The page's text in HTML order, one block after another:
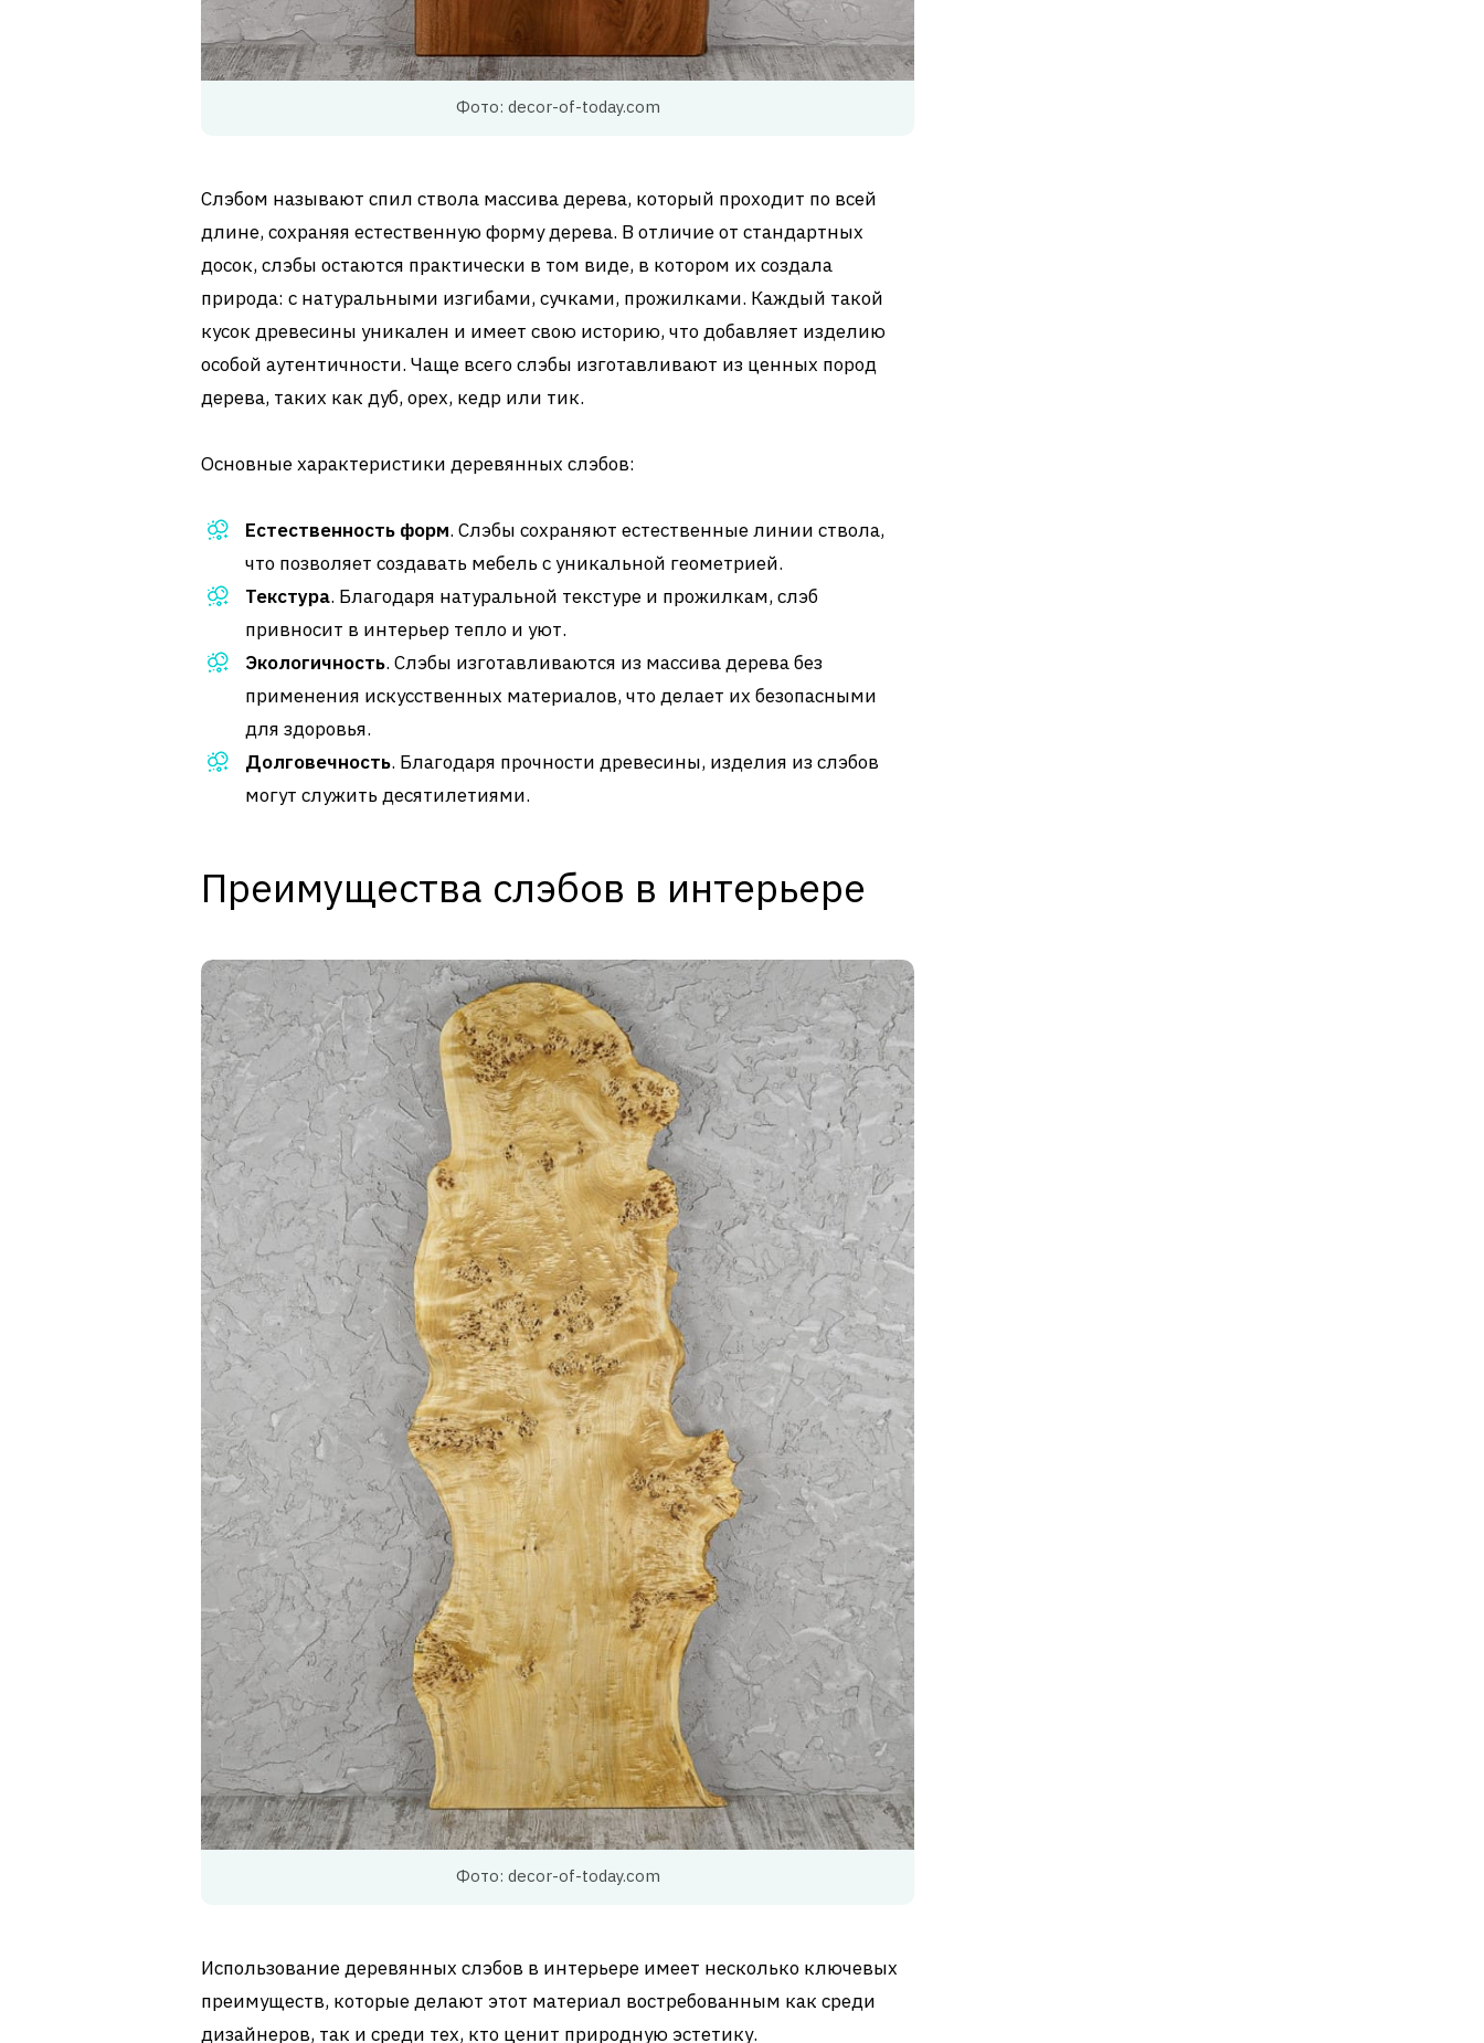
Фото: decor-of-today.com
Слэбом называют спил ствола массива дерева, который проходит по всей
длине, сохраняя естественную форму дерева. В отличие от стандартных
досок, слэбы остаются практически в том виде, в котором их создала
природа: с натуральными изгибами, сучками, прожилками. Каждый такой
кусок древесины уникален и имеет свою историю, что добавляет изделию
особой аутентичности. Чаще всего слэбы изготавливают из ценных пород
дерева, таких как дуб, орех, кедр или тик.
Основные характеристики деревянных слэбов:
Естественность форм. Слэбы сохраняют естественные линии ствола,
что позволяет создавать мебель с уникальной геометрией.
Текстура. Благодаря натуральной текстуре и прожилкам, слэб
привносит в интерьер тепло и уют.
Экологичность. Слэбы изготавливаются из массива дерева без
применения искусственных материалов, что делает их безопасными
для здоровья.
Долговечность. Благодаря прочности древесины, изделия из слэбов
могут служить десятилетиями.
Преимущества слэбов в интерьере
Фото: decor-of-today.com
Использование деревянных слэбов в интерьере имеет несколько ключевых
преимуществ, которые делают этот материал востребованным как среди
дизайнеров, так и среди тех, кто ценит природную эстетику.